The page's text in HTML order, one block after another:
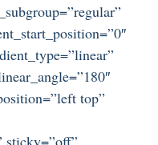
top”
sticky=”off”